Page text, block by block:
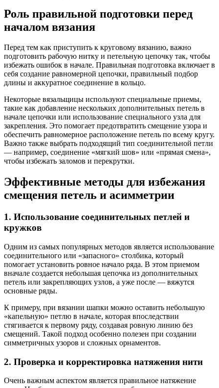
Роль правильной подготовки перед
началом вязания
Перед тем как приступить к круговому вязанию, важно
подготовить рабочую нитку и петельную цепочку так, чтобы
избежать ошибок в начале. Правильная подготовка включает в
себя создание равномерной цепочки, правильный подбор
длины и аккуратное соединение в кольцо.
Некоторые вязальщицы используют специальные приемы,
такие как добавление нескольких дополнительных петель в
начале цепочки или использование специального узла для
закрепления. Это помогает предотвратить смещение узора и
обеспечить равномерное расположение петель по всему кругу.
Важно также выбрать подходящий тип соединительной петли
— например, соединение «мягкий шов» или «прямая смена»,
чтобы избежать заломов и перекрутки.
Эффективные методы для избежания
смещения петель и асимметрии
1. Использование соединительных петлей и
кружков
Одним из самых популярных методов является использование
соединительного или «запасного» столбика, который
помогает установить ровное начало ряда. В этом приемом
вначале создается небольшая цепочка из дополнительных
петель или закрепляющих узлов, а уже после — вяжутся
основные ряды.
К примеру, при вязании шапки можно оставить небольшую
«капельную» петлю в начале, которая впоследствии
стягивается к первому ряду, создавая ровную линию без
смещений. Такой подход особенно полезен при создании
симметричных узоров и сложных орнаментов.
2. Проверка и корректировка натяжения нити
Очень важным аспектом является правильное натяжение